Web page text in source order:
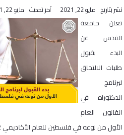
نشر بتاريخ مايو 22, 2021 آخر تحديث مايو 22, 2021
تعلن جامعة
القدس عن
البدء بقبول
طلبات الالتحاق
لبرنامج
الدكتوراه في
القانون العام
الأول من نوعه في فلسطين للعام الأكاديمي 2021/2022.